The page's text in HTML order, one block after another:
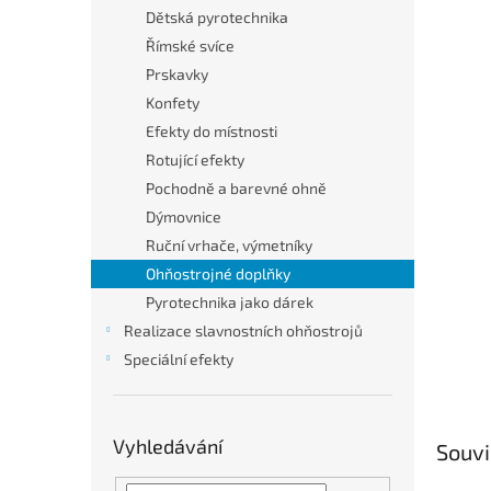
Dětská pyrotechnika
Římské svíce
Prskavky
Konfety
Efekty do místnosti
Rotující efekty
Pochodně a barevné ohně
Dýmovnice
Ruční vrhače, výmetníky
Ohňostrojné doplňky
Pyrotechnika jako dárek
Realizace slavnostních ohňostrojů
Speciální efekty
Vyhledávání